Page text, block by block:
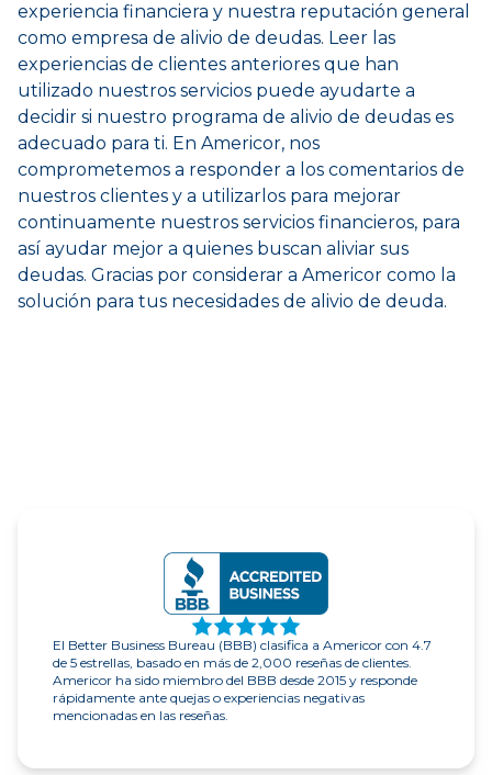
experiencia financiera y nuestra reputación general
como empresa de alivio de deudas. Leer las
experiencias de clientes anteriores que han
utilizado nuestros servicios puede ayudarte a
decidir si nuestro programa de alivio de deudas es
adecuado para ti. En Americor, nos
comprometemos a responder a los comentarios de
nuestros clientes y a utilizarlos para mejorar
continuamente nuestros servicios financieros, para
así ayudar mejor a quienes buscan aliviar sus
deudas. Gracias por considerar a Americor como la
solución para tus necesidades de alivio de deuda.
El Better Business Bureau (BBB) clasifica a Americor con 4.7
de 5 estrellas, basado en más de 2,000 reseñas de clientes.
Americor ha sido miembro del BBB desde 2015 y responde
rápidamente ante quejas o experiencias negativas
mencionadas en las reseñas.